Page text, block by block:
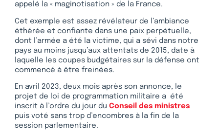
appelé la « maginotisation » de la France.
Cet exemple est assez révélateur de l’ambiance
éthérée et confiante dans une paix perpétuelle,
dont l’armée a été la victime, qui a sévi dans notre
pays au moins jusqu’aux attentats de 2015, date à
laquelle les coupes budgétaires sur la défense ont
commencé à être freinées.
En avril 2023, deux mois après son annonce, le
projet de loi de programmation militaire a été
inscrit à l’ordre du jour du Conseil des ministres
puis voté sans trop d’encombres à la fin de la
session parlementaire.